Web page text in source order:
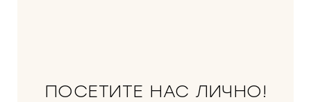
ПОСЕТИТЕ НАС ЛИЧНО!